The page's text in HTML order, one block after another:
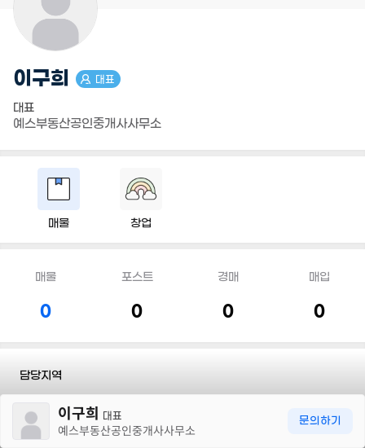
이구희 대표
대표
예스부동산공인중개사사무소
매물 창업
매물
0
포스트
0
경매
0
매입
0
담당지역
전화 이구희 대표
예스부동산공인중개사사무소
문의하기